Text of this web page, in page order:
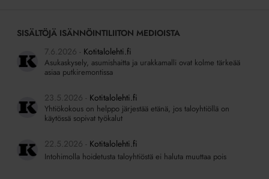
SISÄLTÖJÄ ISÄNNÖINTILIITON MEDIOISTA
7.6.2026
Kotitalolehti.fi
Asukaskysely, asumishaitta ja urakkamalli ovat kolme tärkeää
asiaa putkiremontissa
23.5.2026 Kotitalolehti.fi
Yhtiökokous on helppo järjestää etänä, jos taloyhtiöllä on
käytössä sopivat työkalut
22.5.2026 Kotitalolehti.fi
Intohimolla hoidetusta taloyhtiöstä ei haluta muuttaa pois